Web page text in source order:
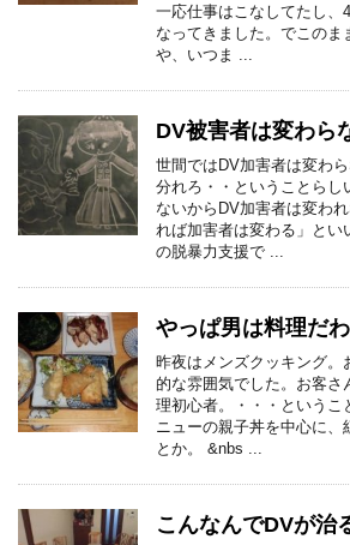
一応仕事はこなしてたし、
なってきました。でこのま
や、いつま ...
DV被害者は変わら
世間ではDV加害者は変わ
分れろ・・ということらし
ないからDV加害者は変わ
れば加害者は変わる」とい
の脱暴力支援で ...
やっぱ男は料理だ
昨夜はメンズクッキング。
的な雰囲気でした。お客
理初心者。・・・というこ
ニューの親子丼を中心に、
とか。 &nbs ...
こんなんでDVが治